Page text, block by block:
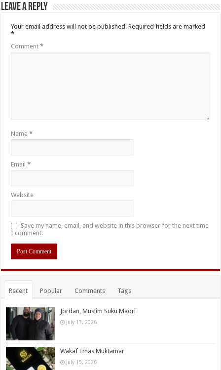
Leave a Reply
Your email address will not be published. Required fields are marked
*
Comment*
Name*
Email*
Website
Save my name, email, and website in this browser for the next time
I comment.
Recent Popular Comments Tags
Jordan, Muslim Suku Maori
July 17, 2026
Wakaf Emas Muktamar
July 15, 2026